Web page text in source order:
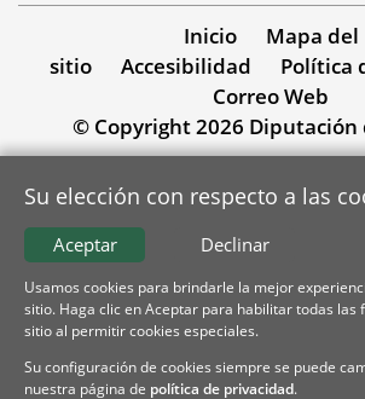
Inicio
Mapa del
sitio
Accesibilidad
Política
Correo Web
© Copyright 2026 Diputación
Su elección con respecto a las
Declinar
Aceptar
Usamos cookies para brindarle la mejor
sitio. Haga clic en Aceptar para habilitar todas las
sitio al permitir cookies especiales.
Su configuración de cookies siempre se puede
nuestra página de política de privacidad.